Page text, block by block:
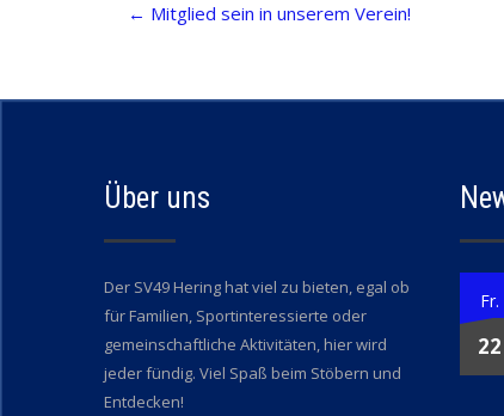
navigation
← Mitglied sein in unserem Verein!
Über uns
Der SV49 Hering hat viel zu bieten, egal ob
für Familien, Sportinteressierte oder
gemeinschaftliche Aktivitäten, hier wird
jeder fündig. Viel Spaß beim Stöbern und
Entdecken!
Fr.
22